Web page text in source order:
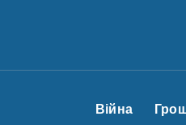
Війна